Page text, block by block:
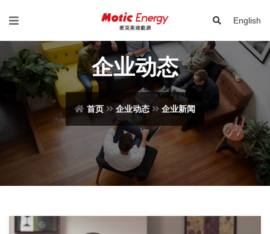
English
企业动态
首页 企业动态 企业新闻